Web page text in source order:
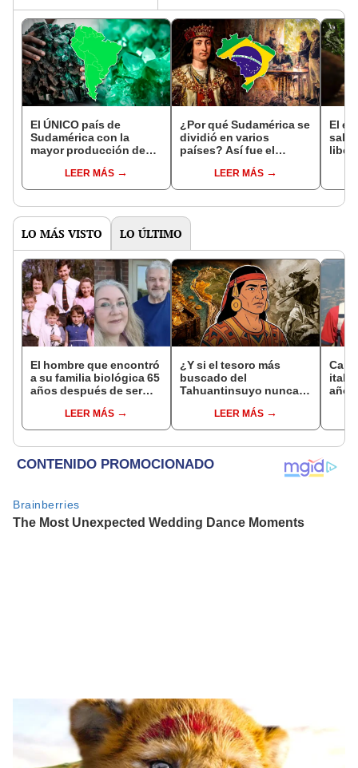
El ÚNICO país de
Sudamérica con la
mayor producción de
SUPERA a Estados
Unidos y no es ni Brasil
LEER MÁS
¿Por qué Sudamérica se
dividió en varios
países? Así fue el
entre España y Portugal
LEER MÁS
El
salió
la
LO MÁS VISTO LO ÚLTIMO
El hombre que encontró
a su familia biológica 65
años después de ser
compasión por mi
madre, hizo lo que
LEER MÁS
¿Y si el tesoro más
buscado del
Tahuantinsuyo nunca
pensaban? Una nueva
teoría reabre el misterio
LEER MÁS